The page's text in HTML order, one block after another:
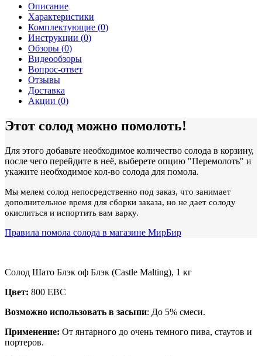
Описание
Характеристики
Комплектующие (0)
Инструкции (0)
Обзоры (0)
Видеообзоры
Вопрос-ответ
Отзывы
Доставка
Акции (0)
Этот солод можно помолоть!
Для этого добавьте необходимое количество солода в корзину,
после чего перейдите в неё, выберете опцию "Перемолоть" и
укажите необходимое кол-во солода для помола.
Мы мелем солод непосредственно под заказ, что занимает
дополнительное время для сборки заказа, но не дает солоду
окислиться и испортить вам варку.
Правила помола солода в магазине МирБир
Солод Шато Блэк оф Блэк (Castle Malting), 1 кг
Цвет: 800 EBC
Возможно использовать в засыпи: До 5% смеси.
Применение: От янтарного до очень темного пива, стаутов и
портеров.